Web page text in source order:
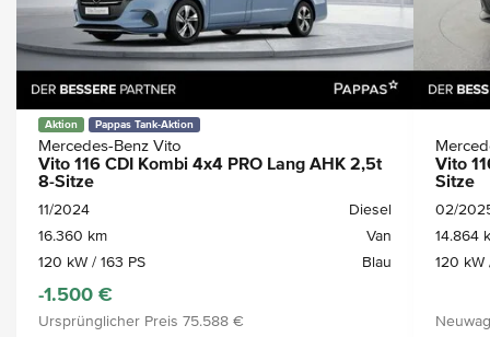
Aktion Pappas Tank-Aktion
Mercedes-Benz Vito
Vito 116 CDI Kombi 4x4 PRO Lang AHK 2,5t
8-Sitze
11/2024
Diesel
16.360 km
Van
120 kW / 163 PS
Blau
-1.500 €
Ursprünglicher Preis 75.588 €
Vito
Sitze
02/
14.864
120 kW